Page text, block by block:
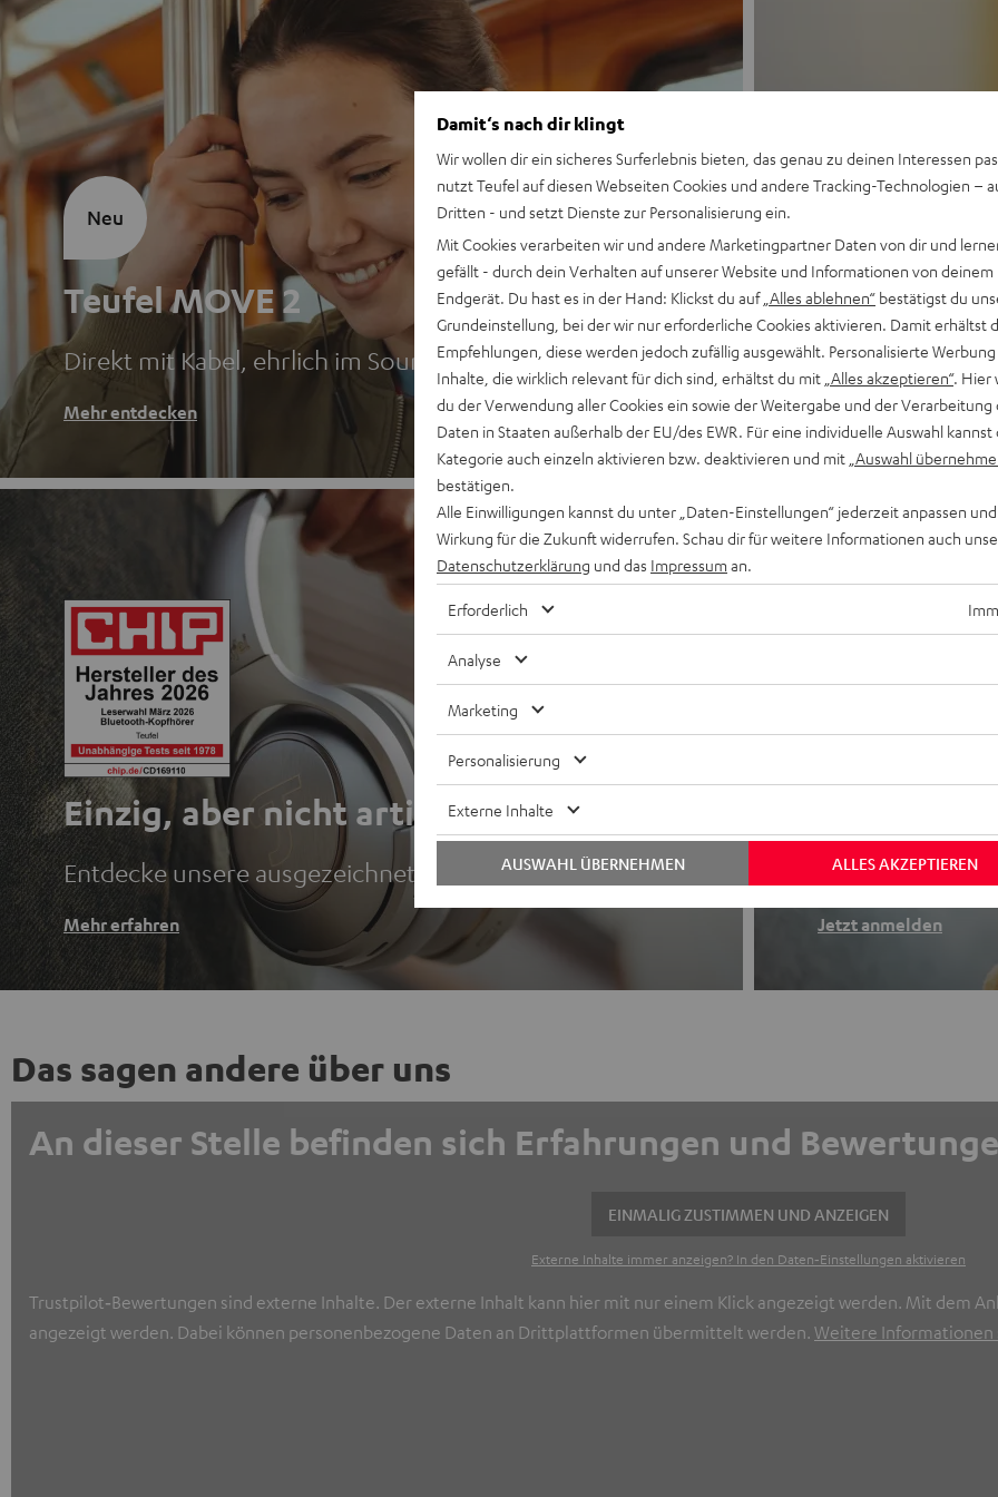
Teufel MOVE 2
Direkt mit Kabel, ehrlich im Sound
Mehr entdecken
Neu
MOTIV®
Stil trifft Sound
Mehr entdecken
Einzig, aber nicht artig.
Entdecke unsere ausgezeichneten Bluetooth-Kopfhörer
Mehr erfahren
Newsletter
Finde deinen
Erhalte bis zu
Jetzt anmelden
Das sagen andere über uns
An dieser Stelle befinden sich Erfahrungen und
EINMALIG ZUSTIMMEN UND ANZEIGEN
Externe Inhalte immer anzeigen? In den Daten‑Einstellungen aktivieren
Trustpilot‑Bewertungen sind externe Inhalte. Der externe Inhalt kann hier mit nur einem Klick angezeigt werden. Mit dem
angezeigt werden. Dabei können personenbezogene Daten an Drittplattformen übermittelt werden. Weitere Informationen
Damit‘s nach dir klingt
Wir wollen dir ein sicheres Surferlebnis bieten, das genau zu deinen Interessen
nutzt Teufel auf diesen Webseiten Cookies und andere Tracking-Technologien –
Dritten - und setzt Dienste zur Personalisierung ein.
Mit Cookies verarbeiten wir und andere Marketingpartner Daten von dir und
gefällt - durch dein Verhalten auf unserer Website und Informationen von deinem
Endgerät. Du hast es in der Hand: Klickst du auf „Alles ablehnen“ bestätigst du
Grundeinstellung, bei der wir nur erforderliche Cookies aktivieren. Damit erhältst
Empfehlungen, diese werden jedoch zufällig ausgewählt. Personalisierte
Inhalte, die wirklich relevant für dich sind, erhältst du mit „Alles akzeptieren“. Hier
du der Verwendung aller Cookies ein sowie der Weitergabe und der Verarbeitung
Daten in Staaten außerhalb der EU/des EWR. Für eine individuelle Auswahl kannst
Kategorie auch einzeln aktivieren bzw. deaktivieren und mit „Auswahl
bestätigen.
Alle Einwilligungen kannst du unter „Daten-Einstellungen“ jederzeit anpassen
Wirkung für die Zukunft widerrufen. Schau dir für weitere Informationen auch
Datenschutzerklärung und das Impressum an.
Erforderlich
Analyse
Marketing
Personalisierung
Externe Inhalte
ALLES AKZEPTIEREN
AUSWAHL ÜBERNEHMEN